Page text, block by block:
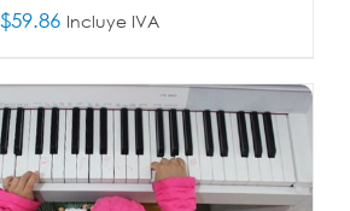
AL CARRITO DETALLES
$59.86 Incluye IVA